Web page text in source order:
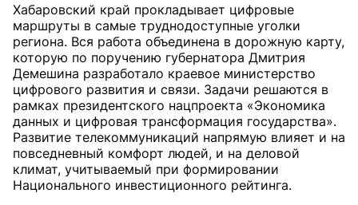
Хабаровский край прокладывает цифровые
маршруты в самые труднодоступные уголки
региона. Вся работа объединена в дорожную карту,
которую по поручению губернатора Дмитрия
Демешина разработало краевое министерство
цифрового развития и связи. Задачи решаются в
рамках президентского нацпроекта «Экономика
данных и цифровая трансформация государства».
Развитие телекоммуникаций напрямую влияет и на
повседневный комфорт людей, и на деловой
климат, учитываемый при формировании
Национального инвестиционного рейтинга.